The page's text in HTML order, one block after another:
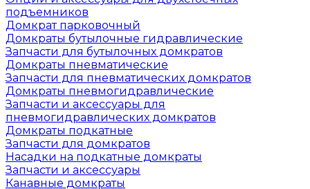
подъемников
Домкрат парковочный
Домкраты бутылочные гидравлические
Запчасти для бутылочных домкратов
Домкраты пневматические
Запчасти для пневматических домкратов
Домкраты пневмогидравлические
Запчасти и аксессуары для
пневмогидравлических домкратов
Домкраты подкатные
Запчасти для домкратов
Насадки на подкатные домкраты
Запчасти и аксессуары
Канавные домкраты